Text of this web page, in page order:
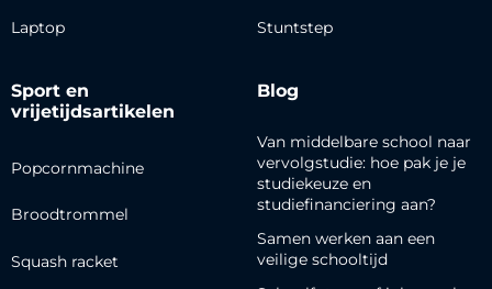
Laptop Stuntstep
Sport en
vrijetijdsartikelen
Popcornmachine
Broodtrommel
Squash racket
Blog
Van middelbare school naar
vervolgstudie: hoe pak je je
studiekeuze en
studiefinanciering aan?
Samen werken aan een
veilige schooltijd